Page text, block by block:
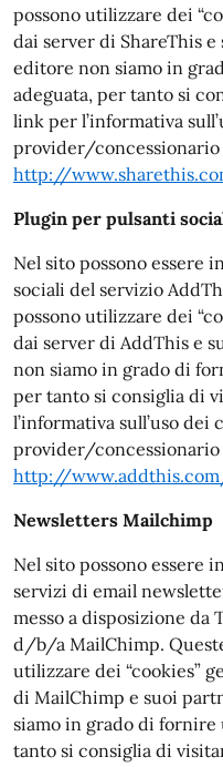
possono utilizzare dei
dai server di ShareThis
editore non siamo in
adeguata, per tanto si
link per l’informativa
provider/concessionario
http://
Plugin per pulsanti
Nel sito possono essere
sociali del servizio
possono utilizzare dei
dai server di AddThis e
non siamo in grado di
per tanto si consiglia di
l’informativa sull’uso dei
provider/concessionario
http://
Newsletters Mailchimp
Nel sito possono essere
servizi di email
messo a disposizione da
d/b/a MailChimp.
utilizzare dei “cookies”
di MailChimp e suoi
siamo in grado di fornire
tanto si consiglia di